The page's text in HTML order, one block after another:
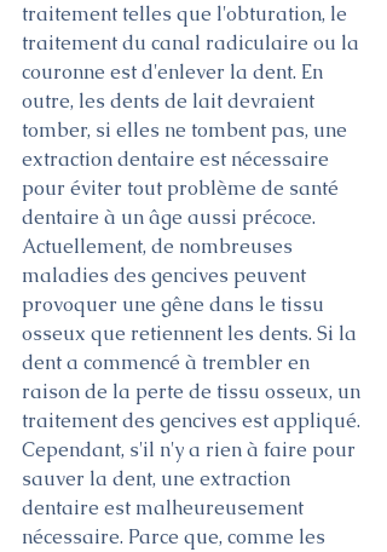
traitement telles que l'obturation, le
traitement du canal radiculaire ou la
couronne est d'enlever la dent. En
outre, les dents de lait devraient
tomber, si elles ne tombent pas, une
extraction dentaire est nécessaire
pour éviter tout problème de santé
dentaire à un âge aussi précoce.
Actuellement, de nombreuses
maladies des gencives peuvent
provoquer une gêne dans le tissu
osseux que retiennent les dents. Si la
dent a commencé à trembler en
raison de la perte de tissu osseux, un
traitement des gencives est appliqué.
Cependant, s'il n'y a rien à faire pour
sauver la dent, une extraction
dentaire est malheureusement
nécessaire. Parce que, comme les